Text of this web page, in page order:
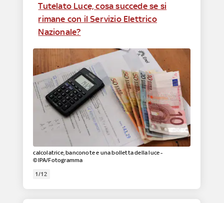
Tutelato Luce, cosa succede se si
rimane con il Servizio Elettrico
Nazionale?
calcolatrice, banconote e una bolletta della luce -
©IPA/Fotogramma
1/12